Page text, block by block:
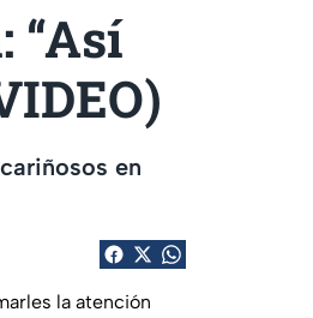
“Así
en
la atención